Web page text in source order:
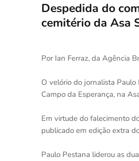
Despedida do
cemitério da Asa
Por Ian Ferraz, da Agência
O velório do jornalista
Campo da Esperança, na
Em virtude do falecimento
publicado em edição extra
Paulo Pestana liderou as